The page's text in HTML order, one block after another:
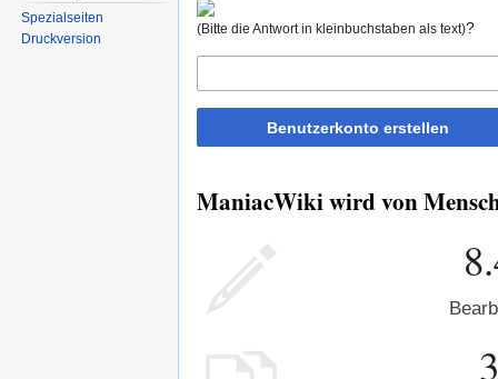
(Bitte die Antwort in kleinbuchstaben als text)?
Benutzerkonto erstellen
ManiacWiki wird von
Spezialseiten
Druckversion